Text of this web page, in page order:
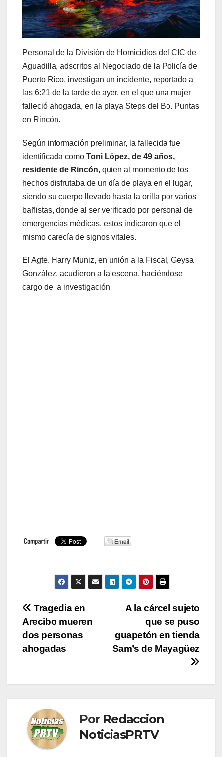
Personal de la División de Homicidios del CIC de
Aguadilla, adscritos al Negociado de la Policía de
Puerto Rico, investigan un incidente, reportado a
las 6:21 de la tarde de ayer, en el que una mujer
falleció ahogada, en la playa Steps del Bo. Puntas
en Rincón.
Según información preliminar, la fallecida fue
identificada como Toni López, de 49 años,
residente de Rincón, quien al momento de los
hechos disfrutaba de un día de playa en el lugar,
siendo su cuerpo llevado hasta la orilla por varios
bañistas, donde al ser verificado por personal de
emergencias médicas, estos indicaron que el
mismo carecía de signos vitales.
El Agte. Harry Muniz, en unión a la Fiscal, Geysa
González, acudieron a la escena, haciéndose
cargo de la investigación.
Navegación
de
entradas
A la cárcel sujeto
que se puso
guapetón en tienda
Sam’s de Mayagüez
Tragedia en
Arecibo mueren
dos personas
ahogadas
Por Redaccion
NoticiasPRTV